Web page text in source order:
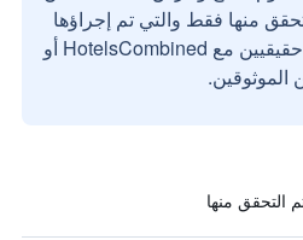
منها فقط والتي تم إجراؤها
بواسطة مستخدمين حقيقيين مع HotelsCombined أو
الموثوقين.